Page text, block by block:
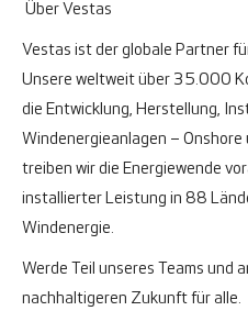
Über Vestas
Vestas ist der globale Partner
Unsere weltweit über 35.000
die Entwicklung, Herstellung,
Windenergieanlagen – Onshore
treiben wir die Energiewende
installierter Leistung in 88
Windenergie.
Werde Teil unseres Teams und
nachhaltigeren Zukunft für alle.